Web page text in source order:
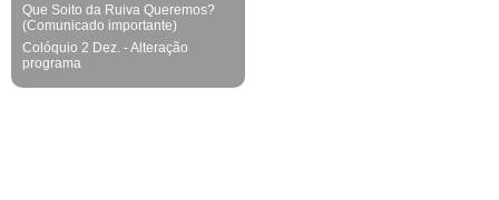
Que Soito da Ruiva Queremos?
(Comunicado importante)
Colóquio 2 Dez. - Alteração
programa